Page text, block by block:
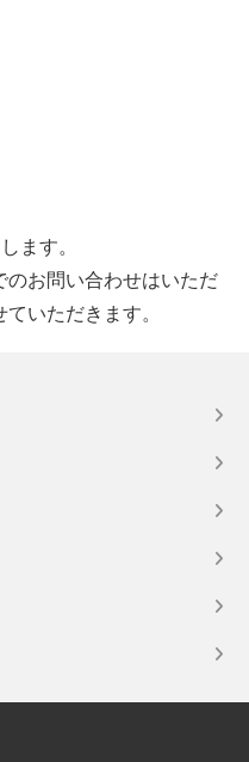
ます。
お問い合わせはいただ
いただきます。